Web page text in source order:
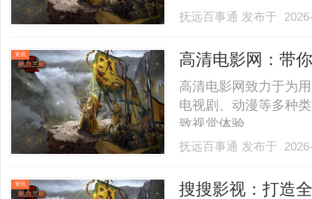
抚远百事通 发布于
资讯 高清电影网：带
高清电影网致力于为
电视剧、动漫等多种
致视觉体验。......
抚远百事通 发布于
资讯 搜搜影视：打造